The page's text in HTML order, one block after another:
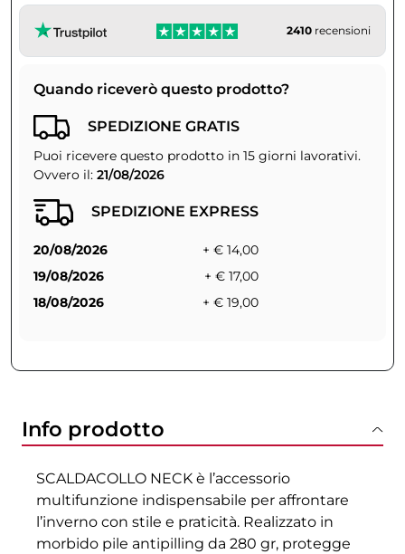
2410 recensioni
Quando riceverò questo prodotto?
SPEDIZIONE GRATIS
Puoi ricevere questo prodotto in 15 giorni lavorativi.
Ovvero il: 21/08/2026
SPEDIZIONE EXPRESS
20/08/2026
+ € 14,00
19/08/2026
+ € 17,00
18/08/2026
+ € 19,00
Info prodotto
SCALDACOLLO NECK è l’accessorio
multifunzione indispensabile per affrontare
l’inverno con stile e praticità. Realizzato in
morbido pile antipilling da 280 gr, protegge